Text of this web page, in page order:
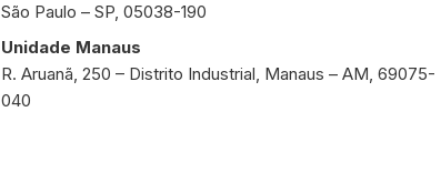
São Paulo – SP, 05038-190
Unidade Manaus
R. Aruanã, 250 – Distrito Industrial, Manaus – AM, 69075-
040